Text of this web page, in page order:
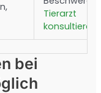
Tierarzt
konsultieren
bei